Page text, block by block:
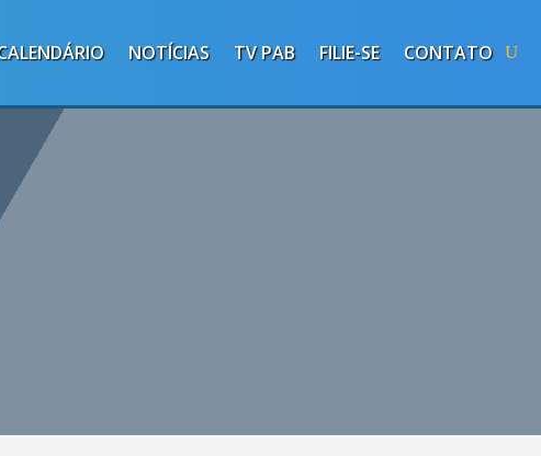
NOTÍCIAS TV PAB FILIE-SE CONTATO